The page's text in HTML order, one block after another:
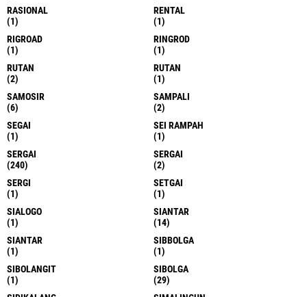
RASIONAL
(1)
RENTAL
(1)
RIGROAD
(1)
RINGROD
(1)
RUTAN
(2)
RUTAN
(1)
SAMOSIR
(6)
SAMPALI
(2)
SEGAI
(1)
SEI RAMPAH
(1)
SERGAI
(240)
SERGAI
(2)
SERGI
(1)
SETGAI
(1)
SIALOGO
(1)
SIANTAR
(14)
SIANTAR
(1)
SIBBOLGA
(1)
SIBOLANGIT
(1)
SIBOLGA
(29)